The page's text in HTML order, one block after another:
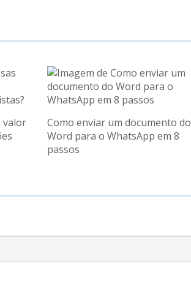
valor
Como enviar um documento do
Word para o WhatsApp em 8
passos